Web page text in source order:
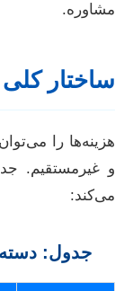
مشاوره.
ساختار
هزینه‌ها را
و غیرمستقیم.
می‌کند:
جدول: